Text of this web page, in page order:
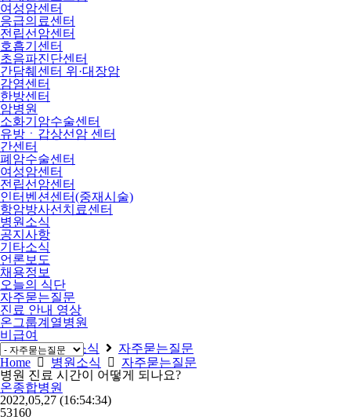
여성암센터
응급의료센터
전립선암센터
호흡기센터
초음파진단센터
간담췌센터 위·대장암
감염센터
한방센터
암병원
소화기암수술센터
유방ㆍ갑상선암 센터
간센터
폐암수술센터
여성암센터
전립선암센터
인터벤션센터(중재시술)
항암방사선치료센터
병원소식
공지사항
기타소식
언론보도
채용정보
오늘의 식단
자주묻는질문
진료 안내 영상
온그룹계열병원
비급여
Home
병원소식
자주묻는질문
Home
병원소식
자주묻는질문
병원 진료 시간이 어떻게 되나요?
온종합병원
2022,05,27 (16:54:34)
53160